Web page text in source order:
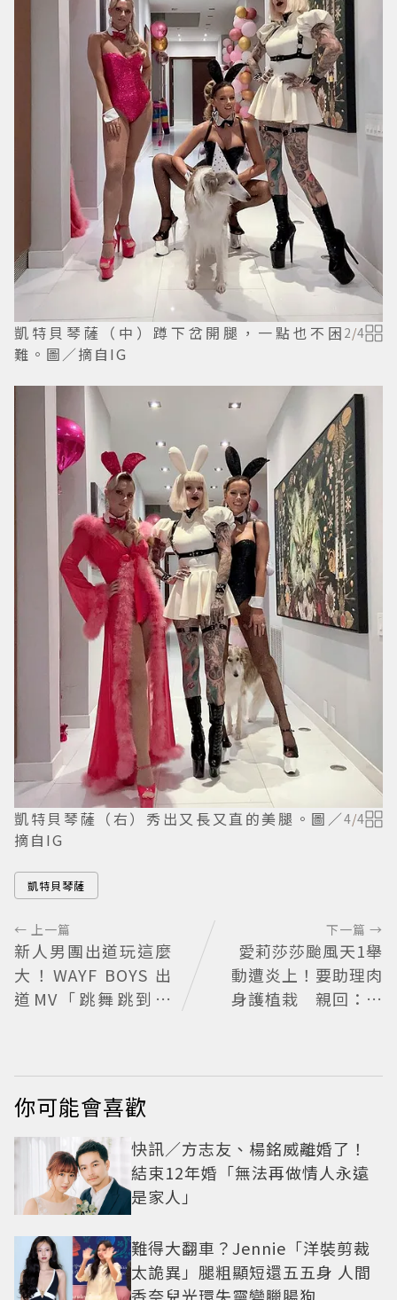
凱特貝琴薩（中）蹲下岔開腿，一點也不困
難。圖／摘自IG
2/4
凱特貝琴薩（右）秀出又長又直的美腿。圖／
摘自IG
4/4
凱特貝琴薩
← 上一篇
新人男團出道玩這麼
大！WAYF BOYS 出
道MV「跳舞跳到集
下一篇 →
愛莉莎莎颱風天1舉
動遭炎上！要助理肉
身護植栽 親回：不
你可能會喜歡
快訊／方志友、楊銘威離婚了！
結束12年婚「無法再做情人永遠
是家人」
難得大翻車？Jennie「洋裝剪裁
太詭異」腿粗顯短還五五身 人間